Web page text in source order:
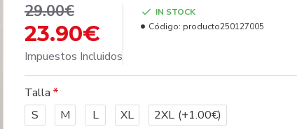
23.90€
29.00€
Impuestos Incluidos
IN STOCK
Código: producto250127005
Talla
S
M L XL 2XL (+1.00€)